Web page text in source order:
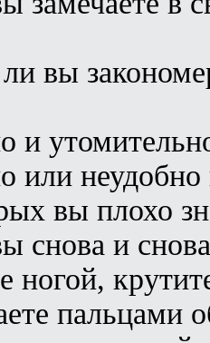
ли вы
и
или
вы плохо
снова и
ногой,
пальцами